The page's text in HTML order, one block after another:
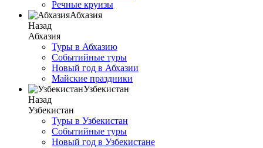
Речные круизы
Абхазия
Назад
Абхазия
Туры в Абхазию
Событийные туры
Новый год в Абхазии
Майские праздники
Узбекистан
Назад
Узбекистан
Туры в Узбекистан
Событийные туры
Новый год в Узбекистане